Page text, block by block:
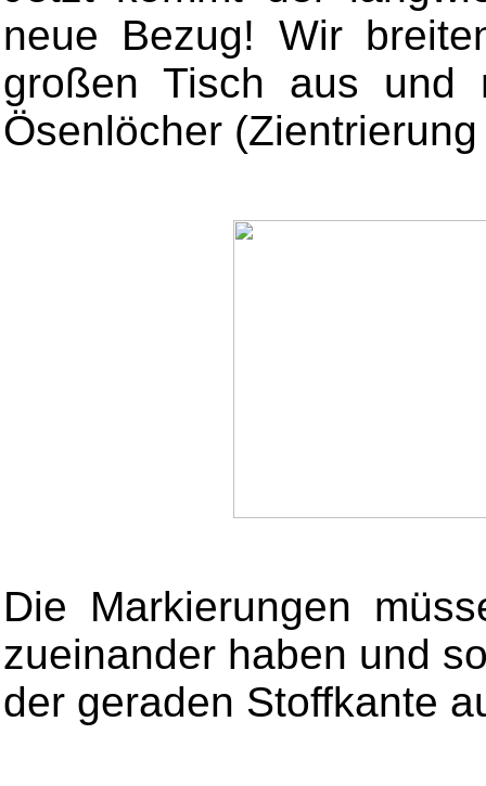
neue Bezug! Wir
großen Tisch aus und
Ösenlöcher
Die Markierungen
zueinander haben und
der geraden Stoffkante